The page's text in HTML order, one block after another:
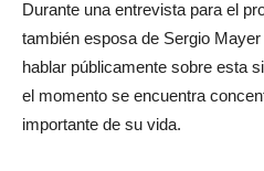
Durante una entrevista para el
también esposa de Sergio
hablar públicamente sobre esta
el momento se encuentra
importante de su vida.